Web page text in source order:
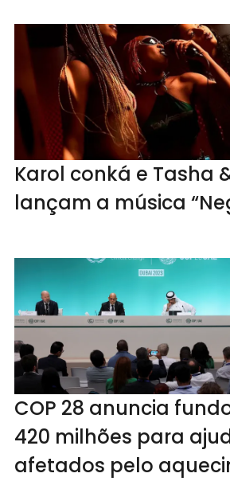
Karol conká e Tasha
lançam a música
COP 28 anuncia
420 milhões para
afetados pelo